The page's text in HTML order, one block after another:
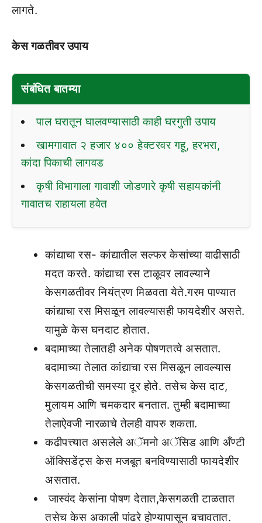
लागते.
केस गळतीवर उपाय
संबंधित बातम्या
पाल घरातून घालवण्यासाठी काही घरगुती उपाय
खामगावात २ हजार ४०० हेक्टरवर गहू, हरभरा,
कांदा पिकाची लागवड
कृषी विभागाला गावाशी जोडणारे कृषी सहायकांनी
गावातच राहायला हवेत
कांद्याचा रस- कांद्यातील सल्फर केसांच्या वाढीसाठी
मदत करते. कांद्याचा रस टाळूवर लावल्याने
केसगळतीवर नियंत्रण मिळवता येते.गरम पाण्यात
कांद्याचा रस मिसळून लावल्यासही फायदेशीर असते.
यामुळे केस घनदाट होतात.
बदामाच्या तेलातही अनेक पोषणतत्वे असतात.
बदामाच्या तेलात कांद्याचा रस मिसळून लावल्यास
केसगळतीची समस्या दूर होते. तसेच केस दाट,
मुलायम आणि चमकदार बनतात. तुम्ही बदामाच्या
तेलाऐवजी नारळाचे तेलही वापरु शकता.
कढीपत्त्यात असलेले अॅमनो अॅसिड आणि अँण्टी
ऑक्सिडेंट्स केस मजबूत बनविण्यासाठी फायदेशीर
असतात.
जास्वंद केसांना पोषण देतात,केसगळती टाळतात
तसेच केस अकाली पांढरे होण्यापासून बचावतात.